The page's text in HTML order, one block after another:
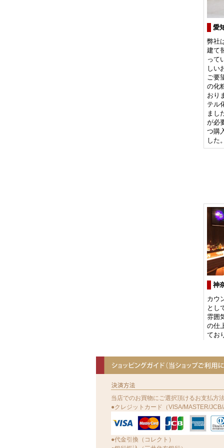
当店でのお買物にご選択頂けるお支払方
●クレジットカード（VISA/MASTER/
●代金引換（コレクト）